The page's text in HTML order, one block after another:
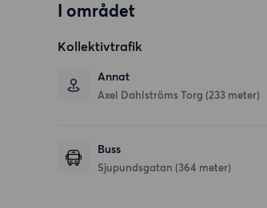
I området
Kollektivtrafik
Annat
Axel Dahlströms Torg (233 meter)
Buss
Sjupundsgatan (364 meter)